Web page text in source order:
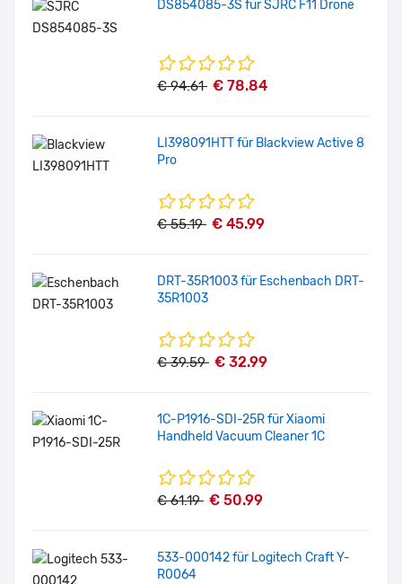
DS854085-3S für SJRC F11 Drone
€ 94.61 € 78.84
LI398091HTT für Blackview Active 8
Pro
€ 55.19 € 45.99
DRT-35R1003 für Eschenbach DRT-
35R1003
€ 39.59 € 32.99
1C-P1916-SDI-25R für Xiaomi
Handheld Vacuum Cleaner 1C
€ 61.19 € 50.99
533-000142 für Logitech Craft Y-
R0064